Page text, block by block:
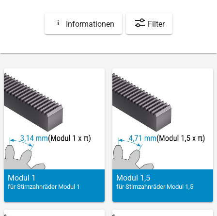
Informationen Filter
Modul 1
für Stirnzahnräder Modul 1
Modul 1,5
für Stirnzahnräder Modul 1,5